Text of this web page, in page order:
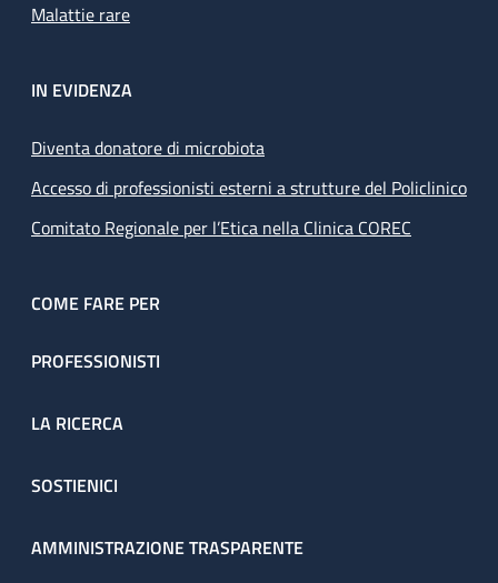
Malattie rare
IN EVIDENZA
Diventa donatore di microbiota
Accesso di professionisti esterni a strutture del Policlinico
Comitato Regionale per l’Etica nella Clinica COREC
COME FARE PER
PROFESSIONISTI
LA RICERCA
SOSTIENICI
AMMINISTRAZIONE TRASPARENTE